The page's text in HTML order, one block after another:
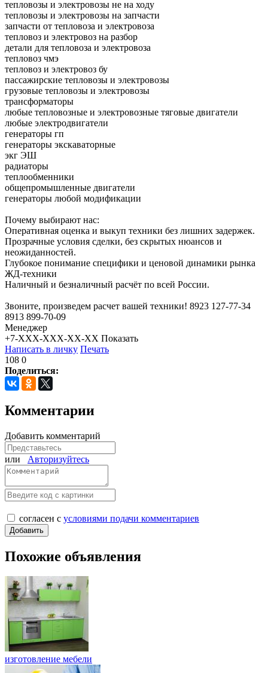
тепловозы и электровозы не на ходу
тепловозы и электровозы на запчасти
запчасти от тепловоза и электровоза
тепловоз и электровоз на разбор
детали для тепловоза и электровоза
тепловоз чмэ
тепловоз и электровоз бу
пассажирские тепловозы и электровозы
грузовые тепловозы и электровозы
трансформаторы
любые тепловозные и электровозные тяговые двигатели
любые электродвигатели
генераторы гп
генераторы экскаваторные
экг ЭШ
радиаторы
теплообменники
общепромышленные двигатели
генераторы любой модификации
Почему выбирают нас:
Оперативная оценка и выкуп техники без лишних задержек.
Прозрачные условия сделки, без скрытых нюансов и
неожиданностей.
Глубокое понимание специфики и ценовой динамики рынка
ЖД-техники
Наличный и безналичный расчёт по всей России.
Звоните, произведем расчет вашей техники! 8923 127-77-34
8913 899-70-09
Менеджер
+7-XXX-XXX-XX-XX Показать
Написать в личку Печать
108 0
Поделиться:
Комментарии
Добавить комментарий
или Авторизуйтесь
согласен с условиями подачи комментариев
Похожие объявления
изготовление мебели